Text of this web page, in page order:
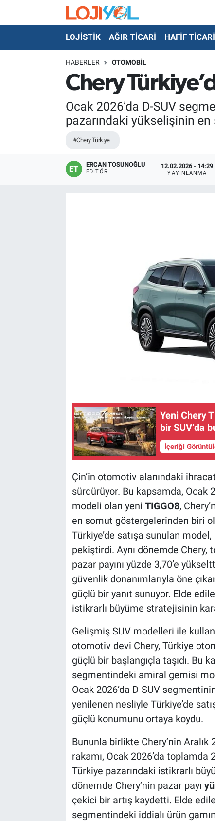
LOJİSTİK AĞIR TİCARİ HAFİF TİCARİ
HABERLER OTOMOBİL
Chery
Ocak 2026’da D-SUV
pazarındaki yükselişinin
#Chery Türkiye
ERCAN TOSUNOĞLU
EDITÖR
12.02.2026 - 14:29
YAYINLANMA
Yeni Chery
bir SUV’da
İçeriği
Çin’in otomotiv alanındaki
sürdürüyor. Bu kapsamda, Ocak
modeli olan yeni TIGGO8,
en somut göstergelerinden biri
Türkiye’de satışa sunulan
pekiştirdi. Aynı dönemde Chery,
pazar payını yüzde 3,70’e
güvenlik donanımlarıyla öne
güçlü bir yanıt sunuyor. Elde
istikrarlı büyüme stratejisinin
Gelişmiş SUV modelleri ile
otomotiv devi Chery, Türkiye
güçlü bir başlangıçla taşıdı. Bu
segmentindeki amiral gemisi
Ocak 2026’da D-SUV
yenilenen nesliyle Türkiye’de
güçlü konumunu ortaya koydu.
Bununla birlikte Chery’nin
rakamı, Ocak 2026’da
Türkiye pazarındaki istikrarlı
dönemde Chery’nin pazar payı
çekici bir artış kaydetti. Elde
segmentindeki iddialı ürün
OTO-TEST